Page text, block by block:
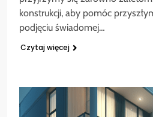
konstrukcji, aby pomóc
podjęciu świadomej…
Czytaj więcej